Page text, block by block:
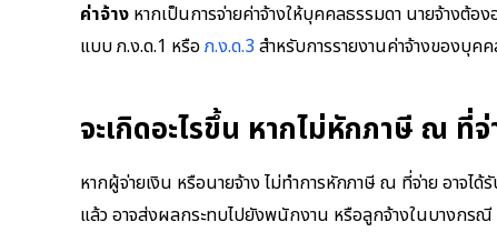
ค่าจ้าง หากเป็นการจ่ายค่าจ้างให้บุคคลธรรมดา นายจ้างต้
แบบ ภ.ง.ด.1 หรือ ภ.ง.ด.3 สำหรับการรายงานค่าจ้างของบุค
จะเกิดอะไรขึ้น หากไม่หักภาษี ณ ที่จ่
หากผู้จ่ายเงิน หรือนายจ้าง ไม่ทำการหักภาษี ณ ที่จ่าย อาจไ
แล้ว อาจส่งผลกระทบไปยังพนักงาน หรือลูกจ้างในบางกรณี